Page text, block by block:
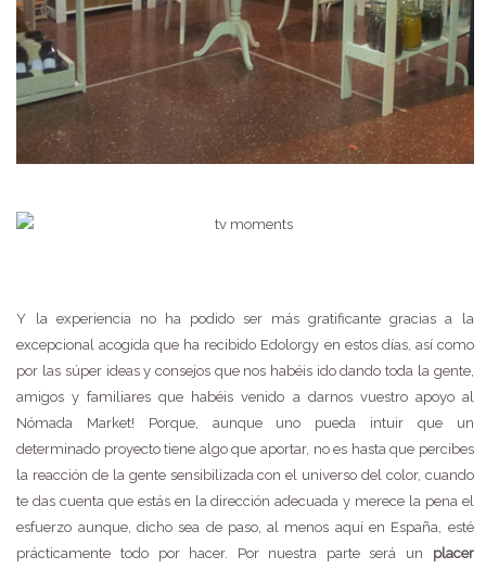
Y la experiencia no ha podido ser más gratificante gracias a la
excepcional acogida que ha recibido Edolorgy en estos días, así como
por las súper ideas y consejos que nos habéis ido dando toda la gente,
amigos y familiares que habéis venido a darnos vuestro apoyo al
Nómada Market! Porque, aunque uno pueda intuir que un
determinado proyecto tiene algo que aportar, no es hasta que percibes
la reacción de la gente sensibilizada con el universo del color, cuando
te das cuenta que estás en la dirección adecuada y merece la pena el
esfuerzo aunque, dicho sea de paso, al menos aquí en España, esté
prácticamente todo por hacer. Por nuestra parte será un placer